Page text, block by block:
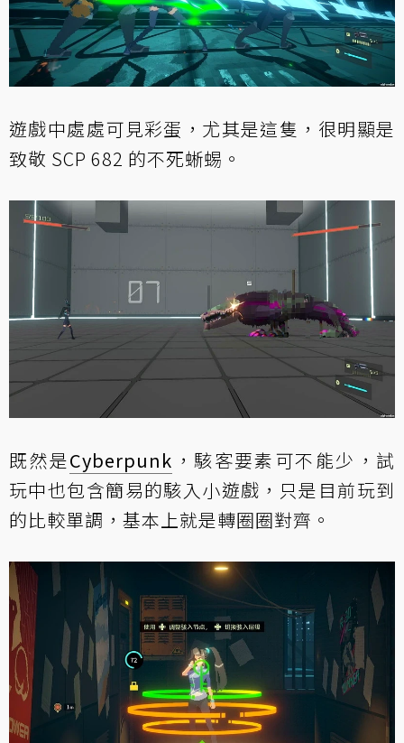
遊戲中處處可見彩蛋，尤其是這隻，很明顯是
致敬 SCP 682 的不死蜥蜴。
既然是Cyberpunk ，駭客要素可不能少，試
玩中也包含簡易的駭入小遊戲，只是目前玩到
的比較單調，基本上就是轉圈圈對齊。